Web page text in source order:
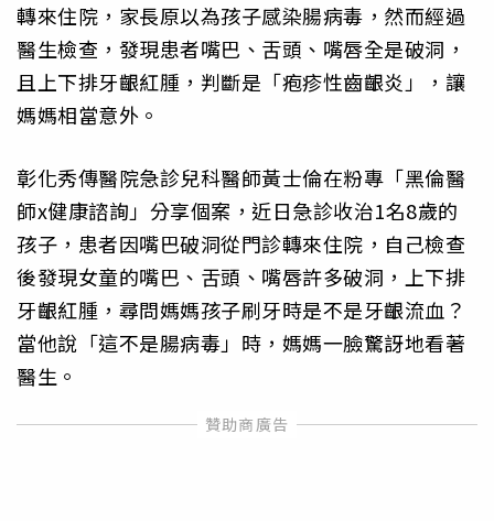
轉來住院，家長原以為孩子感染腸病毒，然而經過
醫生檢查，發現患者嘴巴、舌頭、嘴唇全是破洞，
且上下排牙齦紅腫，判斷是「疱疹性齒齦炎」，讓
媽媽相當意外。
彰化秀傳醫院急診兒科醫師黃士倫在粉專「黑倫醫
師x健康諮詢」分享個案，近日急診收治1名8歲的
孩子，患者因嘴巴破洞從門診轉來住院，自己檢查
後發現女童的嘴巴、舌頭、嘴唇許多破洞，上下排
牙齦紅腫，尋問媽媽孩子刷牙時是不是牙齦流血？
當他說「這不是腸病毒」時，媽媽一臉驚訝地看著
醫生。